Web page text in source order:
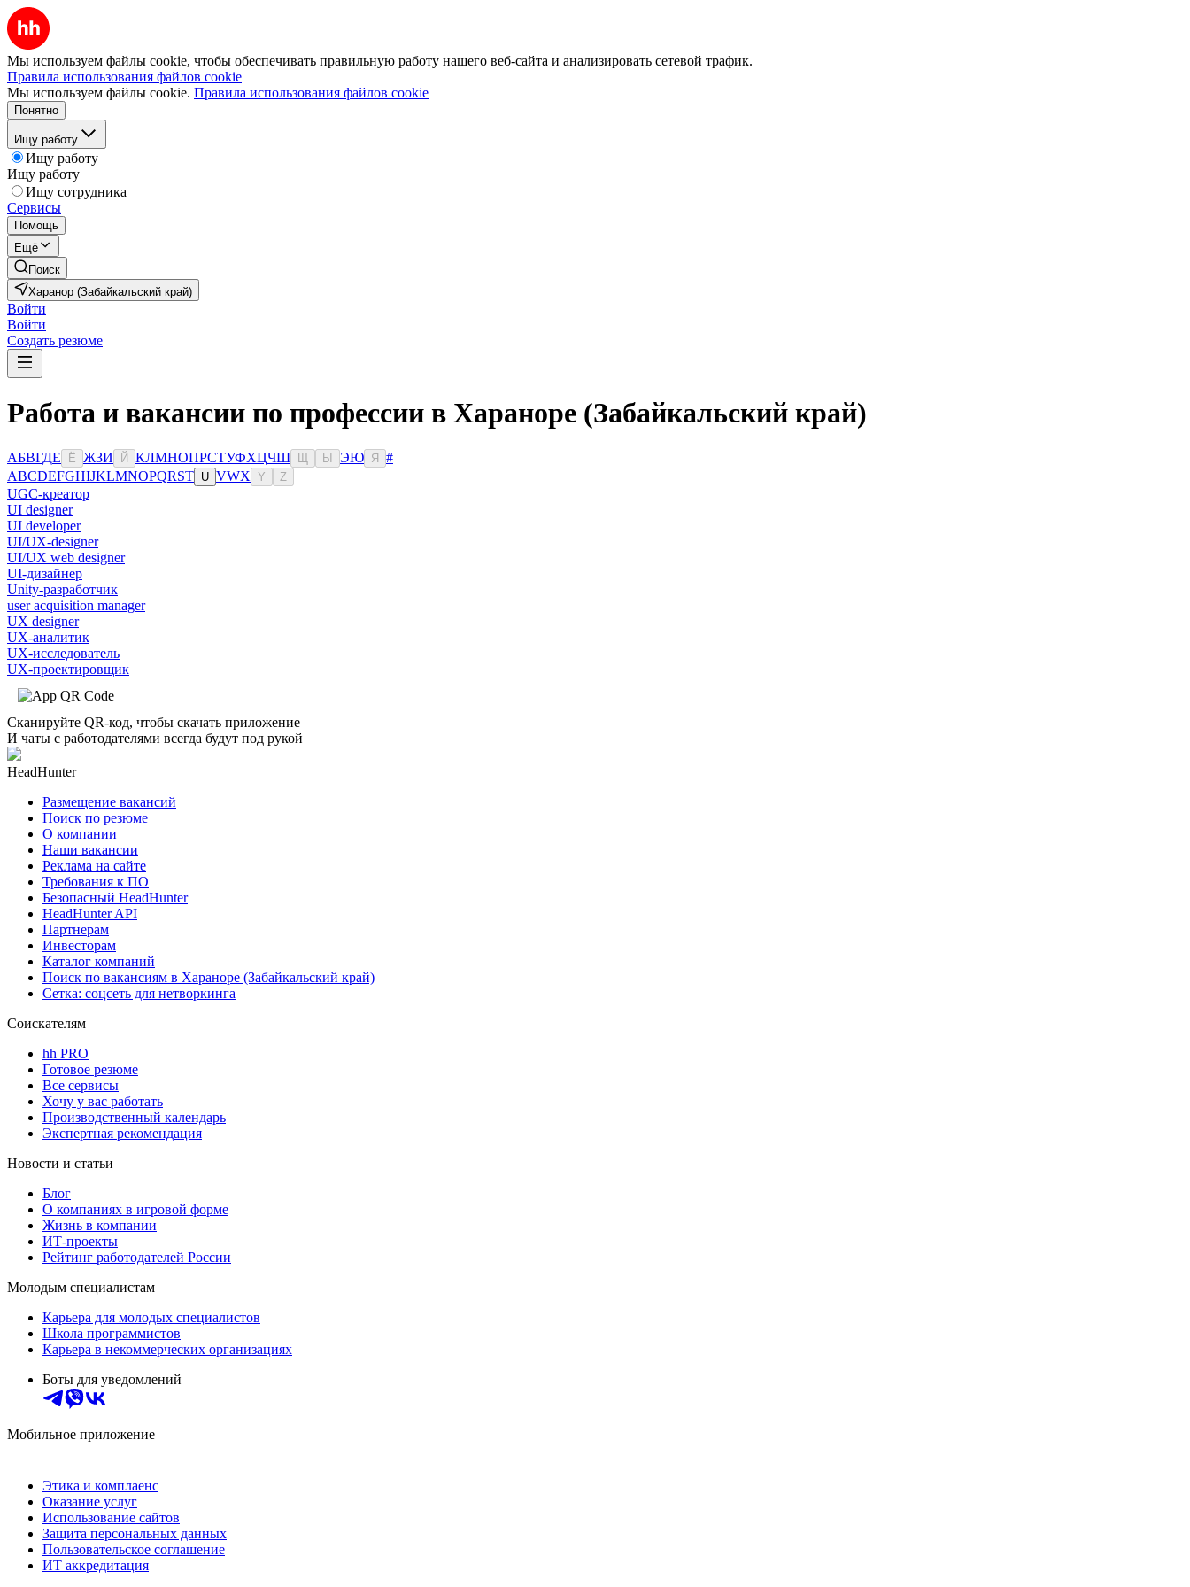
Мы используем файлы cookie, чтобы обеспечивать правильную работу нашего веб-сайта и анализировать сетевой трафик.
Правила использования файлов cookie
Мы используем файлы cookie. Правила использования файлов cookie
Понятно
Ищу работу
Ищу работу
Ищу работу
Ищу сотрудника
Сервисы
Помощь
Ещё
Поиск
Харанор (Забайкальский край)
Войти
Войти
Создать резюме
Работа и вакансии по профессии в Хараноре (Забайкальский край)
АБВГДЕ Ё ЖЗИ Й КЛМНОПРСТУФХЦЧШ Ы ЭЮ Я
#
ABCDEFGHIJKLMNOPQRST U VWX Y Z
UGC-креатор
UI designer
UI developer
UI/UX-designer
UI/UX web designer
UI-дизайнер
Unity-разработчик
user acquisition manager
UX designer
UX-аналитик
UX-исследователь
UX-проектировщик
Сканируйте QR-код, чтобы скачать приложение
И чаты с работодателями всегда будут под рукой
HeadHunter
Размещение вакансий
Поиск по резюме
О компании
Наши вакансии
Реклама на сайте
Требования к ПО
Безопасный HeadHunter
HeadHunter API
Партнерам
Инвесторам
Каталог компаний
Поиск по вакансиям в Хараноре (Забайкальский край)
Сетка: соцсеть для нетворкинга
Соискателям
hh PRO
Готовое резюме
Все сервисы
Хочу у вас работать
Производственный календарь
Экспертная рекомендация
Новости и статьи
Блог
О компаниях в игровой форме
Жизнь в компании
ИТ-проекты
Рейтинг работодателей России
Молодым специалистам
Карьера для молодых специалистов
Школа программистов
Карьера в некоммерческих организациях
Боты для уведомлений
Мобильное приложение
Этика и комплаенс
Оказание услуг
Использование сайтов
Защита персональных данных
Пользовательское соглашение
ИТ аккредитация